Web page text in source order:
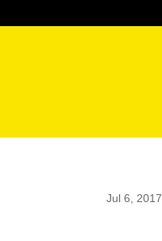
Jul 6, 2017